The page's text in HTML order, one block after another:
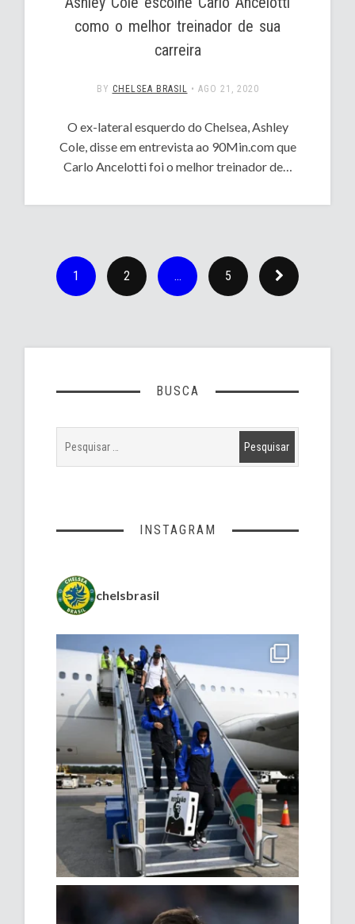
como o melhor treinador de sua
carreira
BY CHELSEA BRASIL • AGO 21, 2020
O ex-lateral esquerdo do Chelsea, Ashley
Cole, disse em entrevista ao 90Min.com que
Carlo Ancelotti foi o melhor treinador de…
1 2 … 5
BUSCA
INSTAGRAM
chelsbrasil